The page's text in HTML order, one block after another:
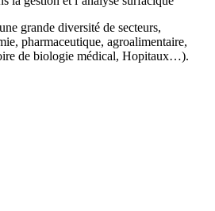
grande diversité de secteurs,
pharmaceutique, agroalimentaire,
de biologie médical, Hopitaux…).